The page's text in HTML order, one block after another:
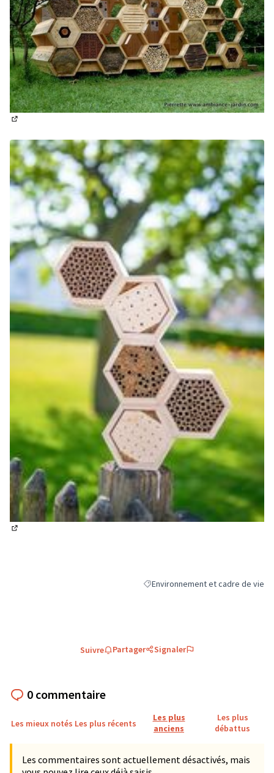
Filtrer les résultats de la catégorie
Environnement et cadre de vie
Suivre Partager Signaler
0 commentaire
Les mieux notés Les plus récents
Les plus
anciens
Les plus
débattus
Les commentaires sont actuellement désactivés, mais